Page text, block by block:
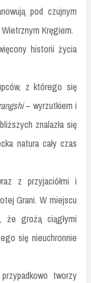
pod czujnym
Kręgiem.
historii życia
z którego się
– wyrzutkiem i
znalazła się
natura cały czas
z przyjaciółmi i
Grani. W miejscu
grożą ciągłymi
się nieuchronnie
tworzy